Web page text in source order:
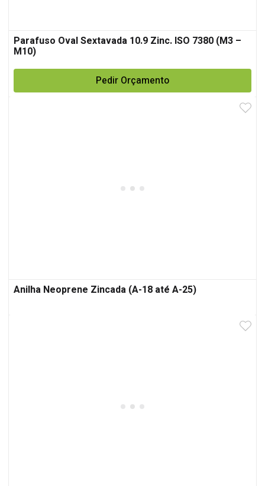
Parafuso Oval Sextavada 10.9 Zinc. ISO 7380 (M3 –
M10)
Pedir Orçamento
Anilha Neoprene Zincada (A-18 até A-25)